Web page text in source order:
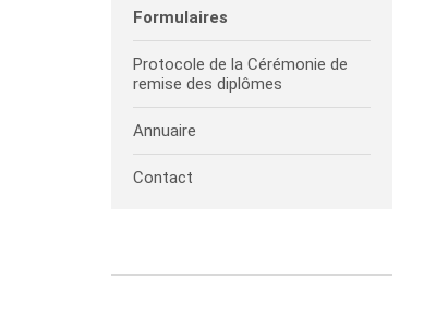
Formulaires
Protocole de la Cérémonie de
remise des diplômes
Annuaire
Contact